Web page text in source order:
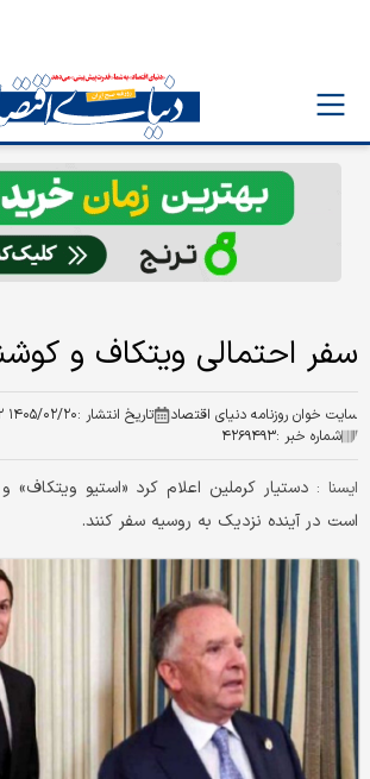
سفر احتمالی ویتکاف و
سایت خوان روزنامه دنیای اقتصاد تاریخ انتشار :۱۴۰۵/۰۲/۲۰ ۱۵:۰۲
شماره خبر :۴۲۶۹۴۹۳
ایسنا : دستیار کرملین اعلام کرد «استیو ویتکاف»
است در آینده نزدیک به روسیه سفر کنند.